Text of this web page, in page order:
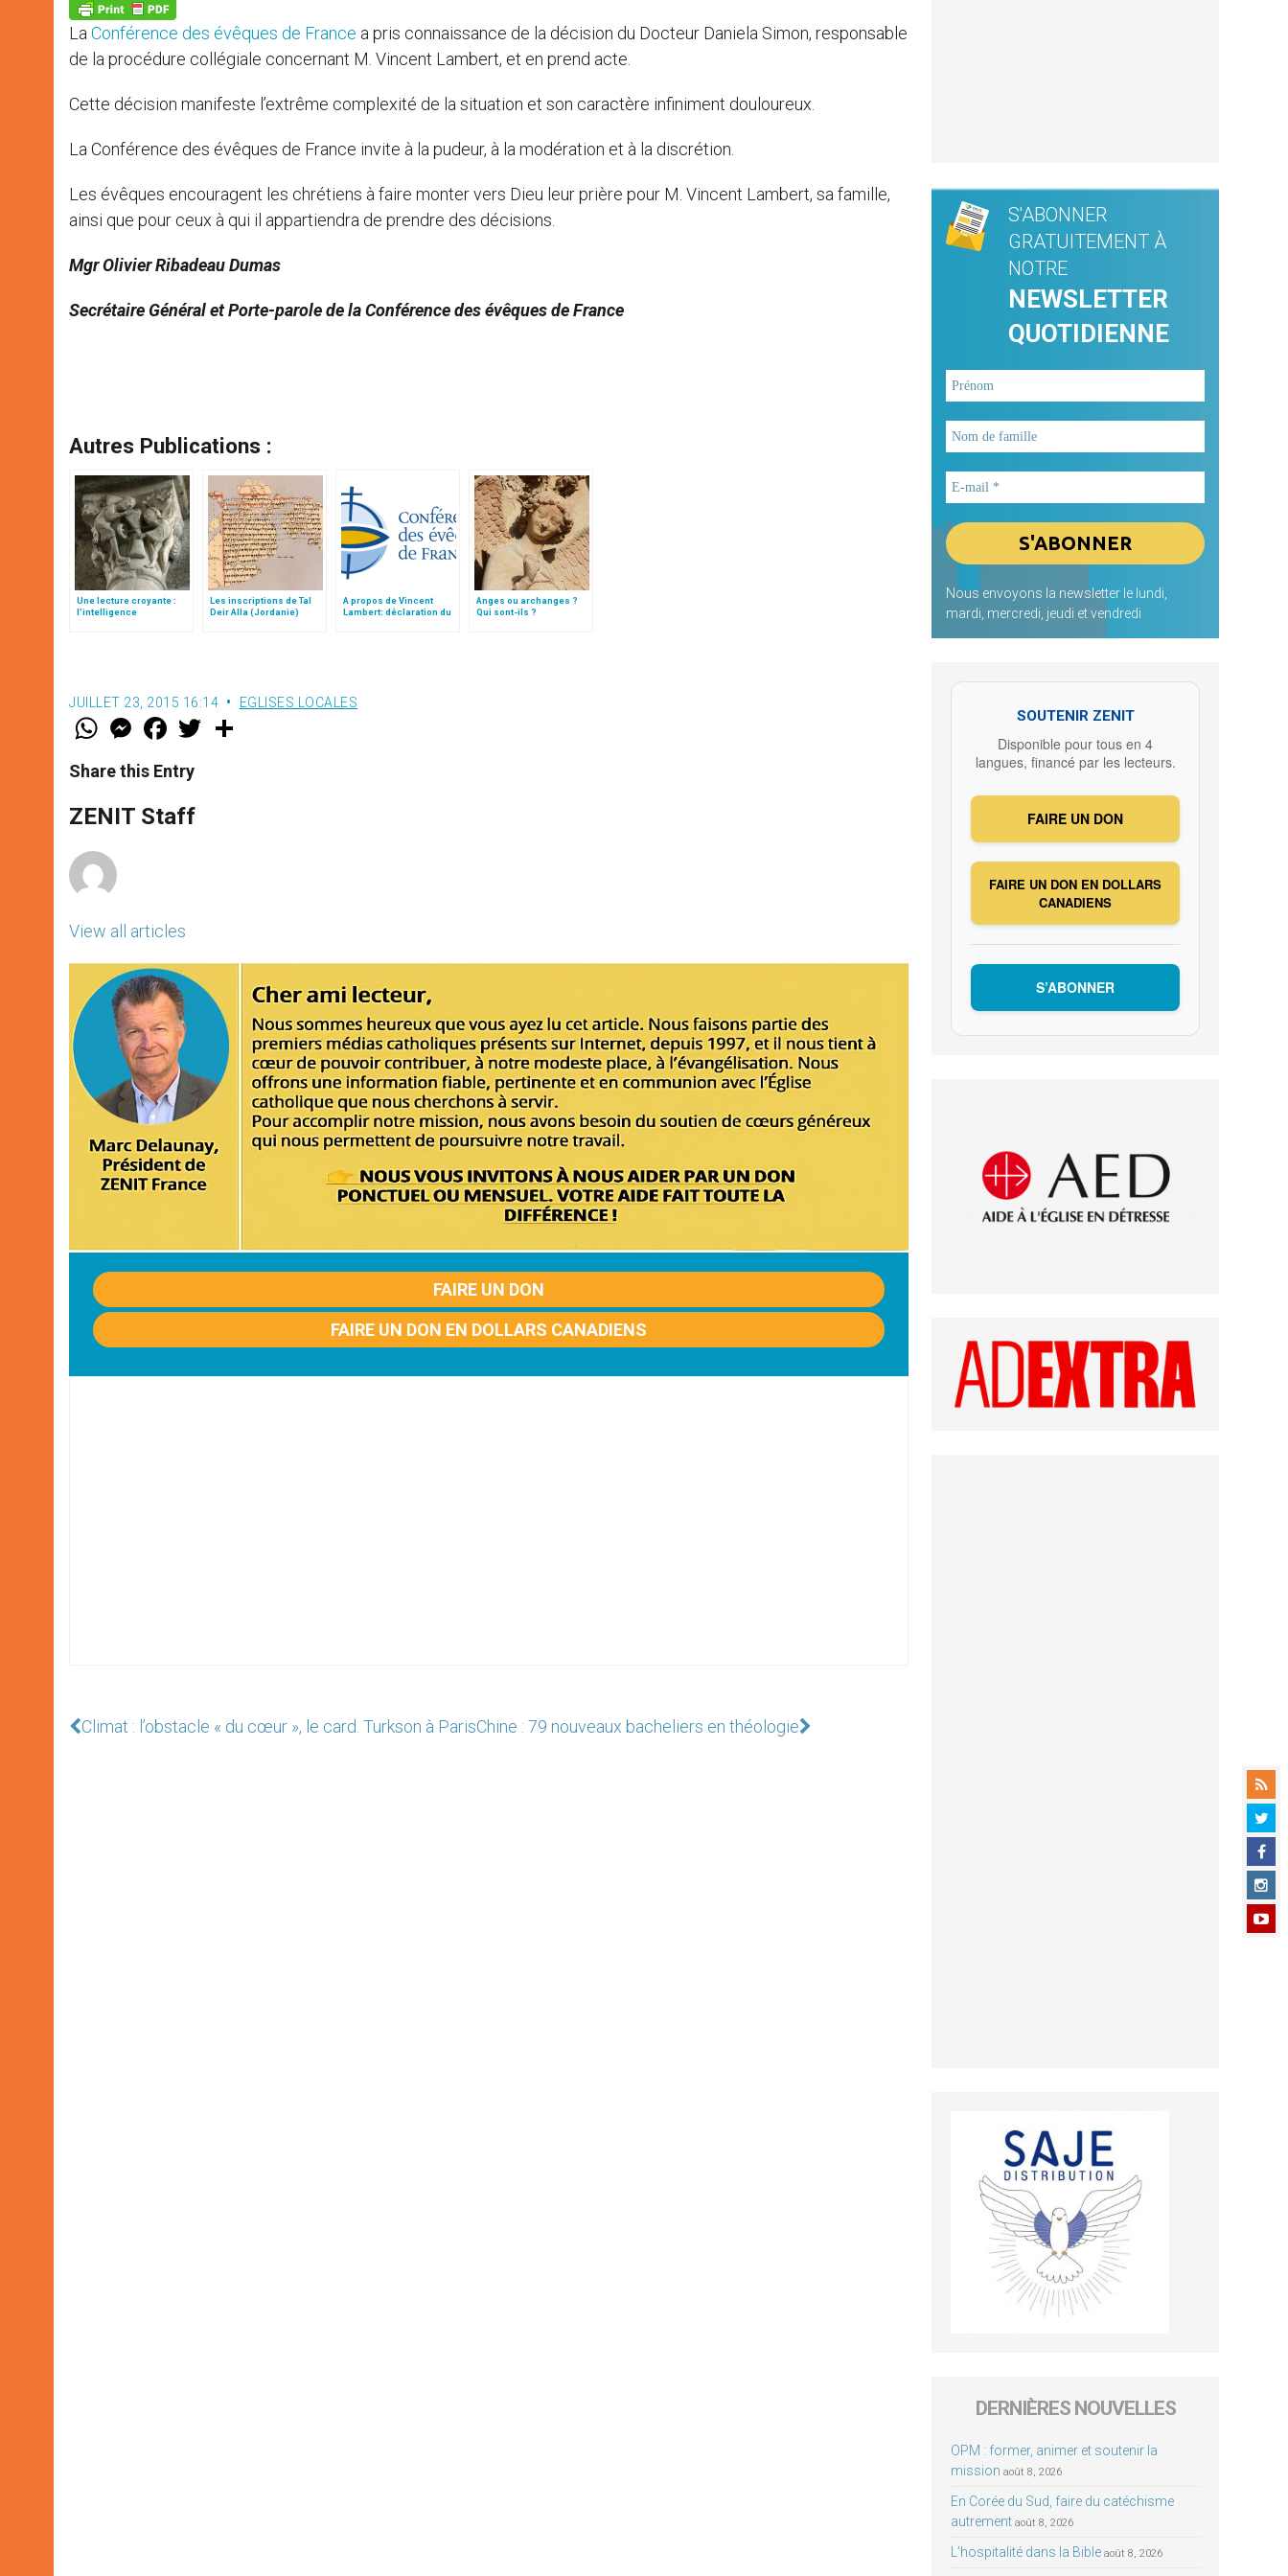
p
p
g
e
r
k
La Conférence des évêques de France a pris connaissance de la décision du Docteur Daniela Simon, responsable
de la procédure collégiale concernant M. Vincent Lambert, et en prend acte.
Cette décision manifeste l’extrême complexité de la situation et son caractère infiniment douloureux.
La Conférence des évêques de France invite à la pudeur, à la modération et à la discrétion.
Les évêques encouragent les chrétiens à faire monter vers Dieu leur prière pour M. Vincent Lambert, sa famille,
ainsi que pour ceux à qui il appartiendra de prendre des décisions.
Mgr Olivier Ribadeau Dumas
Secrétaire Général et Porte-parole de la Conférence des évêques de France
Autres Publications :
Une lecture croyante :
l’intelligence
Les inscriptions de Tal
Deir Alla (Jordanie)
A propos de Vincent
Lambert: déclaration du
Anges ou archanges ?
Qui sont-ils ?
JUILLET 23, 2015 16:14 EGLISES LOCALES
W
t
s
p
p
M
e
s
e
g
e
F
a
e
b
o
k
w
Share this Entry
ZENIT Staff
View all articles
FAIRE UN DON
FAIRE UN DON EN DOLLARS CANADIENS
Climat : l’obstacle « du cœur », le card. Turkson à ParisChine : 79 nouveaux bacheliers en théologie
S'ABONNER
GRATUITEMENT À
NOTRE
NEWSLETTER
QUOTIDIENNE
Nous envoyons la newsletter le lundi,
mardi, mercredi, jeudi et vendredi
SOUTENIR ZENIT
Disponible pour tous en 4
langues, financé par les lecteurs.
FAIRE UN DON
FAIRE UN DON EN DOLLARS
CANADIENS
S’ABONNER
DERNIÈRES NOUVELLES
OPM : former, animer et soutenir la
mission août 8, 2026
En Corée du Sud, faire du catéchisme
autrement août 8, 2026
L’hospitalité dans la Bible août 8, 2026